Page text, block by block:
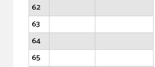
62
63
64
65